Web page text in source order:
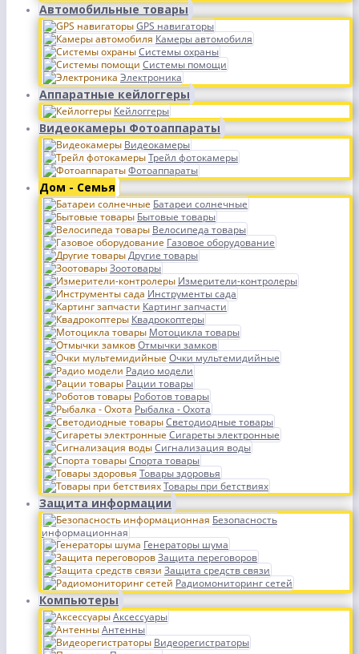
Автомобильные товары
GPS навигаторы
Камеры автомобиля
Системы охраны
Системы помощи
Электроника
Аппаратные кейлоггеры
Кейлоггеры
Видеокамеры Фотоаппараты
Видеокамеры
Трейл фотокамеры
Фотоаппараты
Дом - Семья
Батареи солнечные
Бытовые товары
Велосипеда товары
Газовое оборудование
Другие товары
Зоотовары
Измерители-контролеры
Инструменты сада
Картинг запчасти
Квадрокоптеры
Мотоцикла товары
Отмычки замков
Очки мультемидийные
Радио модели
Рации товары
Роботов товары
Рыбалка - Охота
Светодиодные товары
Сигареты электронные
Сигнализация воды
Спорта товары
Товары здоровья
Товары при бетствиях
Защита информации
Безопасность
информационная
Генераторы шума
Защита переговоров
Защита средств связи
Радиомониторинг сетей
Компьютеры
Аксессуары
Антенны
Видеорегистраторы